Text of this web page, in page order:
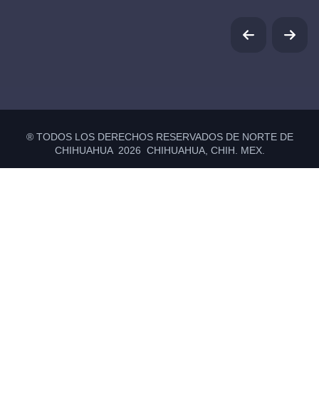
® TODOS LOS DERECHOS RESERVADOS DE NORTE DE
CHIHUAHUA 2026 CHIHUAHUA, CHIH. MEX.